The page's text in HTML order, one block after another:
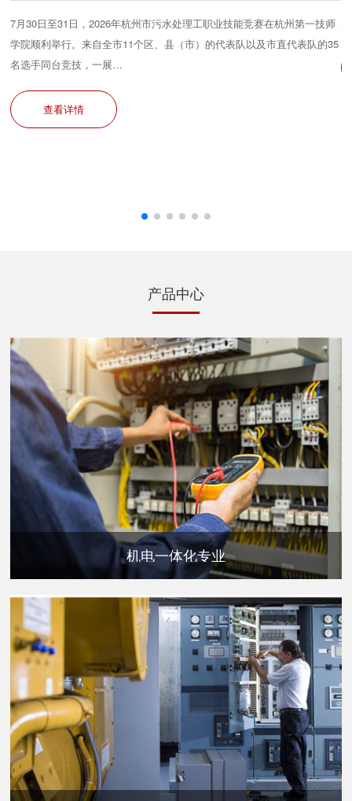
7月30日至31日，2026年杭州市污水处理工职业技能竞赛在杭州第一技师
学院顺利举行。来自全市11个区、县（市）的代表队以及市直代表队的35
名选手同台竞技，一展…
查看详情
产品中心
机电一体化专业